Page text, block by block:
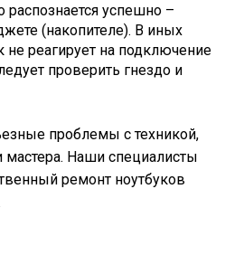
распознается успешно –
(накопителе). В иных
не реагирует на подключение
проверить гнездо и
проблемы с техникой,
мастера. Наши специалисты
ремонт ноутбуков